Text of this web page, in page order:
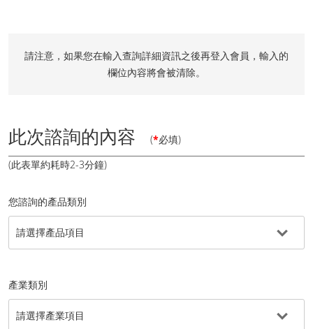
e
n
請注意，如果您在輸入查詢詳細資訊之後再登入會員，輸入的
欄位內容將會被清除。
此次諮詢的內容 (*必填)
(此表單約耗時2-3分鐘)
您諮詢的產品類別
產業類別